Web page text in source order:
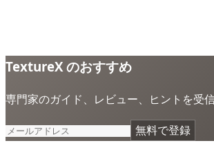
TextureX のおすすめ
専門家のガイド、レビュー、ヒントを受
無料で登録